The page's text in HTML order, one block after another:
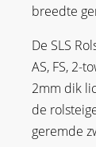
breedte
De SLS
AS, FS, 2-
2mm dik
de
geremde